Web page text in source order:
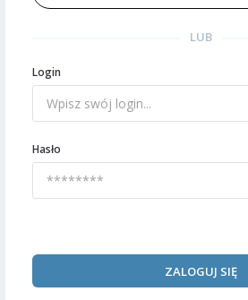
LUB
Login
Hasło
ZALOGUJ SIĘ